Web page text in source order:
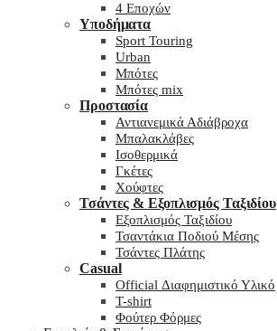
4 Εποχών
Υποδήματα
Sport Touring
Urban
Μπότες
Μπότες mix
Προστασία
Αντιανεμικά Αδιάβροχα
Μπαλακλάβες
Ισοθερμικά
Γκέτες
Χούφτες
Τσάντες & Εξοπλισμός Ταξιδίου
Εξοπλισμός Ταξιδίου
Τσαντάκια Ποδιού Μέσης
Τσάντες Πλάτης
Casual
Official Διαφημιστικό Υλικό
T-shirt
Φούτερ Φόρμες